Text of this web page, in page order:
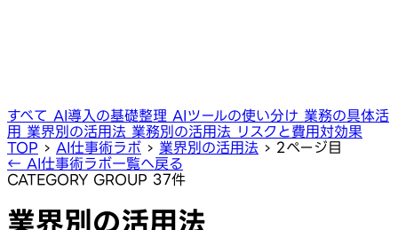
すべて AI導入の基礎整理 AIツールの使い分け 業務の具体活
用 業界別の活用法 業務別の活用法 リスクと費用対効果
TOP › AI仕事術ラボ › 業界別の活用法 › 2ページ目
← AI仕事術ラボ一覧へ戻る
CATEGORY GROUP 37件
業界別の活用法